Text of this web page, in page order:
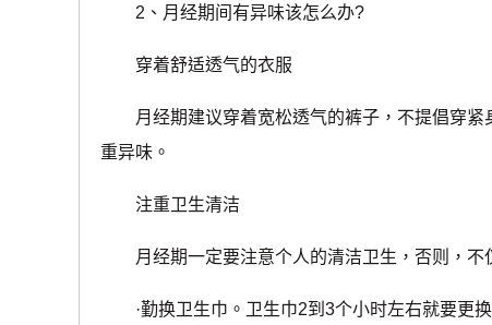
2、月经期间有异味该怎么办?
穿着舒适透气的衣服
月经期建议穿着宽松透气的裤子，不提倡穿紧
重异味。
注重卫生清洁
月经期一定要注意个人的清洁卫生，否则，不
·勤换卫生巾。卫生巾2到3个小时左右就要更换